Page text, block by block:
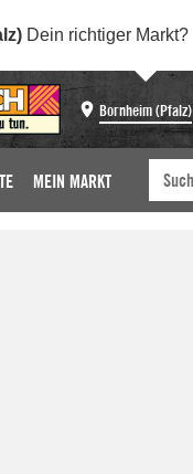
Dein richtiger Markt?
Bornheim (Pfalz)
MEIN MARKT